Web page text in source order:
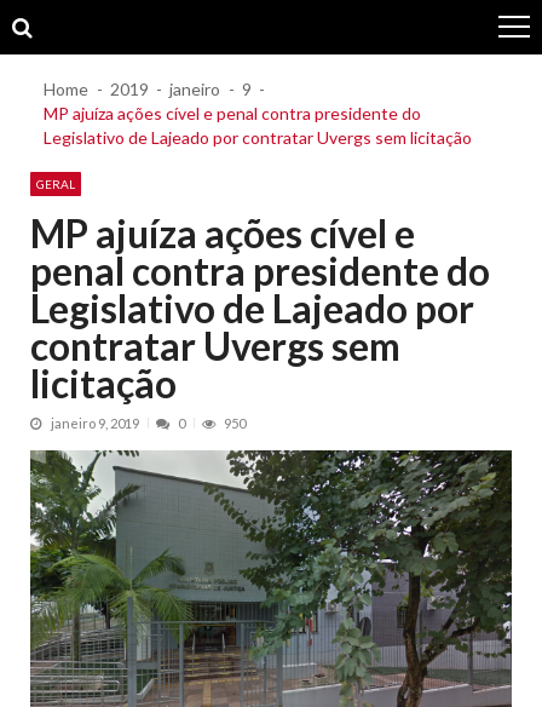
to
to
Home 2019 janeiro
9
MP ajuíza ações cível e penal contra presidente do
Legislativo de Lajeado por contratar Uvergs sem licitação
GERAL
MP ajuíza ações cível e
penal contra presidente do
Legislativo de Lajeado por
contratar Uvergs sem
licitação
janeiro 9, 2019 0 950